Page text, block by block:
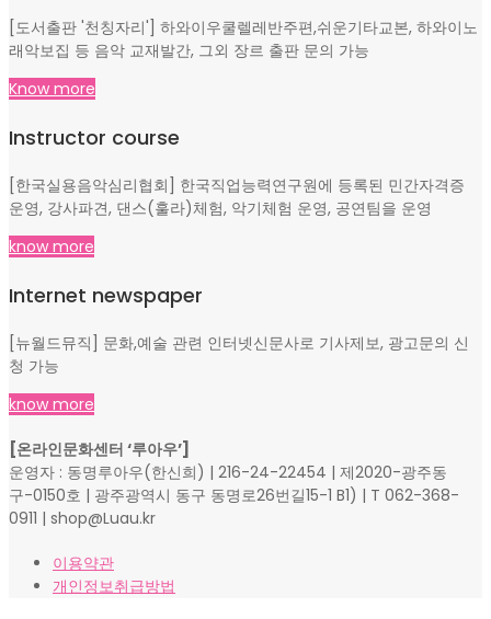
[도서출판 '천칭자리'] 하와이우쿨렐레반주편,쉬운기타교본, 하와이노
래악보집 등 음악 교재발간, 그외 장르 출판 문의 가능
Know more
Instructor course
[한국실용음악심리협회] 한국직업능력연구원에 등록된 민간자격증
운영, 강사파견, 댄스(훌라)체험, 악기체험 운영, 공연팀을 운영
know more
Internet newspaper
[뉴월드뮤직] 문화,예술 관련 인터넷신문사로 기사제보, 광고문의 신
청 가능
know more
[온라인문화센터 ‘루아우’]
운영자 : 동명루아우(한신희) | 216-24-22454 | 제2020-광주동
구-0150호 | 광주광역시 동구 동명로26번길15-1 B1) | T 062-368-
0911 | shop@Luau.kr
이용약관
개인정보취급방법